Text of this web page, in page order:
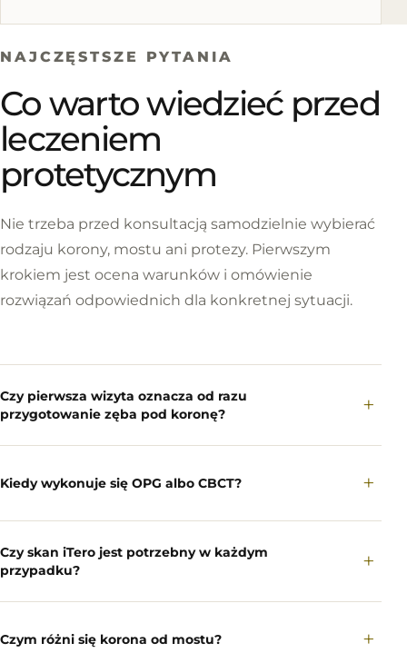
NAJCZĘSTSZE PYTANIA
Co warto wiedzieć przed
leczeniem
protetycznym
Nie trzeba przed konsultacją samodzielnie wybierać
rodzaju korony, mostu ani protezy. Pierwszym
krokiem jest ocena warunków i omówienie
rozwiązań odpowiednich dla konkretnej sytuacji.
Czy pierwsza wizyta oznacza od razu
przygotowanie zęba pod koronę?
+
Kiedy wykonuje się OPG albo CBCT? +
Czy skan iTero jest potrzebny w każdym
przypadku?
+
Czym różni się korona od mostu? +